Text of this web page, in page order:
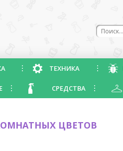
ТЕХНИКА
СРЕДСТВА
ЦВЕТОВ